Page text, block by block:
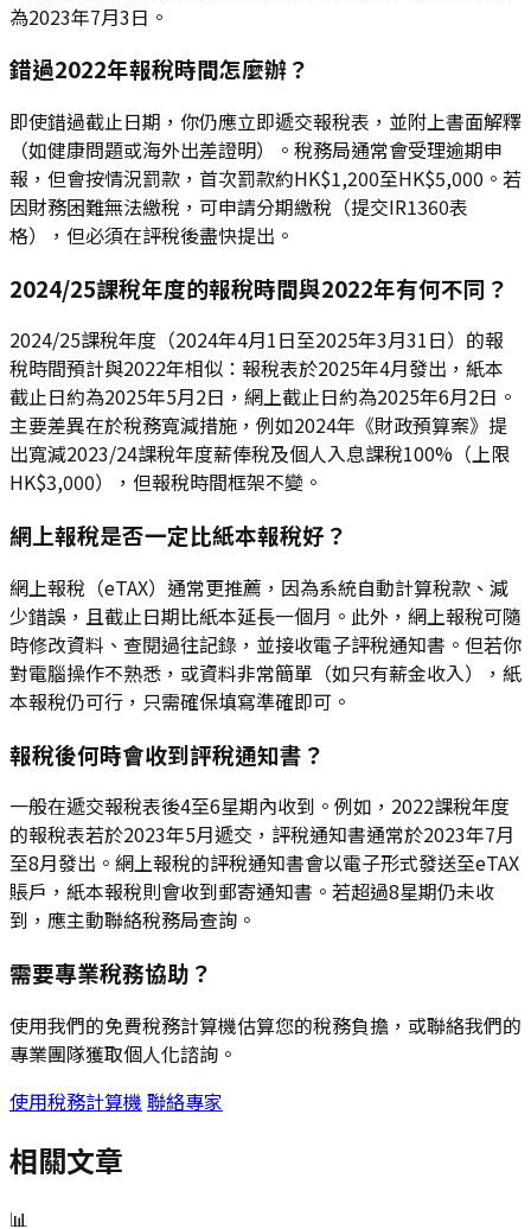
為2023年7月3日。
錯過2022年報稅時間怎麼辦？
即使錯過截止日期，你仍應立即遞交報稅表，並附上書面解釋
（如健康問題或海外出差證明）。稅務局通常會受理逾期申
報，但會按情況罰款，首次罰款約HK$1,200至HK$5,000。若
因財務困難無法繳稅，可申請分期繳稅（提交IR1360表
格），但必須在評稅後盡快提出。
2024/25課稅年度的報稅時間與2022年有何不同？
2024/25課稅年度（2024年4月1日至2025年3月31日）的報
稅時間預計與2022年相似：報稅表於2025年4月發出，紙本
截止日約為2025年5月2日，網上截止日約為2025年6月2日。
主要差異在於稅務寬減措施，例如2024年《財政預算案》提
出寬減2023/24課稅年度薪俸稅及個人入息課稅100%（上限
HK$3,000），但報稅時間框架不變。
網上報稅是否一定比紙本報稅好？
網上報稅（eTAX）通常更推薦，因為系統自動計算稅款、減
少錯誤，且截止日期比紙本延長一個月。此外，網上報稅可隨
時修改資料、查閱過往記錄，並接收電子評稅通知書。但若你
對電腦操作不熟悉，或資料非常簡單（如只有薪金收入），紙
本報稅仍可行，只需確保填寫準確即可。
報稅後何時會收到評稅通知書？
一般在遞交報稅表後4至6星期內收到。例如，2022課稅年度
的報稅表若於2023年5月遞交，評稅通知書通常於2023年7月
至8月發出。網上報稅的評稅通知書會以電子形式發送至eTAX
賬戶，紙本報稅則會收到郵寄通知書。若超過8星期仍未收
到，應主動聯絡稅務局查詢。
需要專業稅務協助？
使用我們的免費稅務計算機估算您的稅務負擔，或聯絡我們的
專業團隊獲取個人化諮詢。
使用稅務計算機 聯絡專家
相關文章
📊